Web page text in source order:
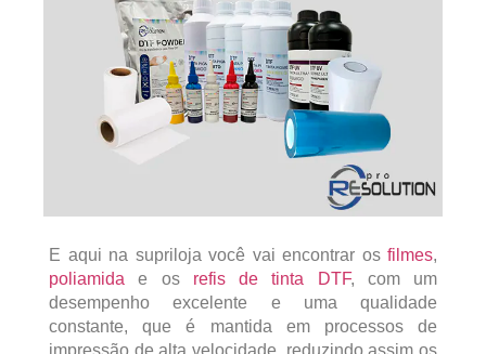
E aqui na supriloja você vai encontrar os filmes,
poliamida e os refis de tinta DTF, com um
desempenho excelente e uma qualidade
constante, que é mantida em processos de
impressão de alta velocidade, reduzindo assim os